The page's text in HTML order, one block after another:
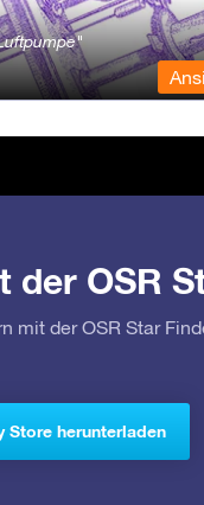
OSR
der OSR Star
Store herunterladen